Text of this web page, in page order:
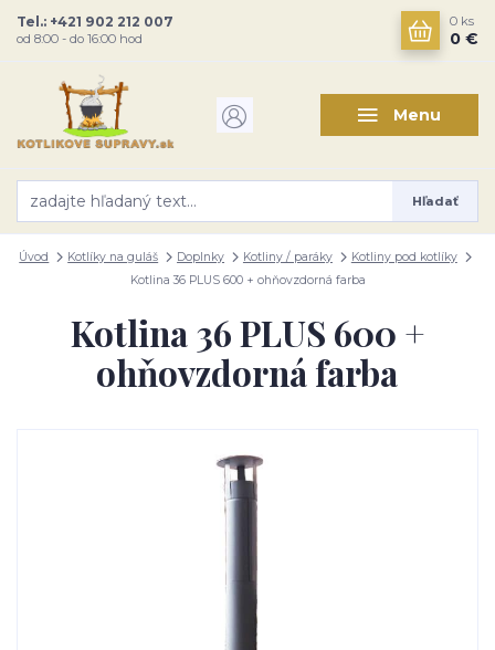
Menu
Hľadať
Tel.: +421 902 212 007
od 8:00 - do 16:00 hod
0 ks
0 €
Úvod Kotlíky na guláš Doplnky Kotliny / paráky
Kotliny pod kotlíky
Kotlina 36 PLUS 600 + ohňovzdorná farba
Kotlina 36 PLUS 600 +
ohňovzdorná farba